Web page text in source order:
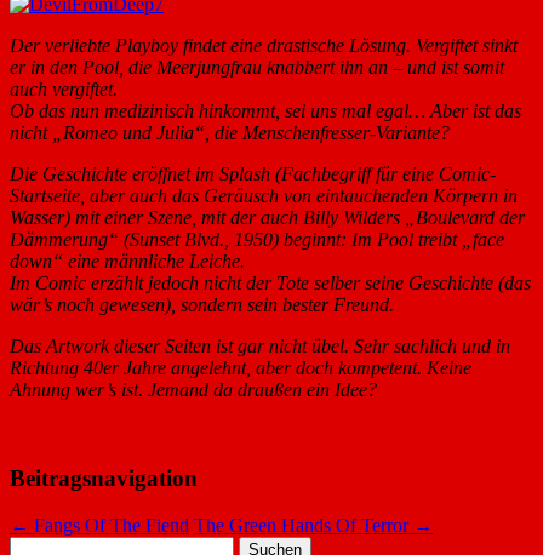
Der verliebte Playboy findet eine drastische Lösung. Vergiftet sinkt
er in den Pool, die Meerjungfrau knabbert ihn an – und ist somit
auch vergiftet.
Ob das nun medizinisch hinkommt, sei uns mal egal… Aber ist das
nicht „Romeo und Julia“, die Menschenfresser-Variante?
Die Geschichte eröffnet im Splash (Fachbegriff für eine Comic-
Startseite, aber auch das Geräusch von eintauchenden Körpern in
Wasser) mit einer Szene, mit der auch Billy Wilders „Boulevard der
Dämmerung“ (Sunset Blvd., 1950) beginnt: Im Pool treibt „face
down“ eine männliche Leiche.
Im Comic erzählt jedoch nicht der Tote selber seine Geschichte (das
wär’s noch gewesen), sondern sein bester Freund.
Das Artwork dieser Seiten ist gar nicht übel. Sehr sachlich und in
Richtung 40er Jahre angelehnt, aber doch kompetent. Keine
Ahnung wer’s ist. Jemand da draußen ein Idee?
Beitragsnavigation
← Fangs Of The Fiend The Green Hands Of Terror →